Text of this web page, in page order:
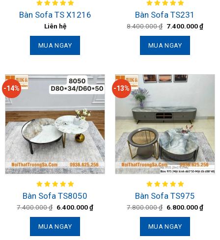
Bàn Sofa TS X1216
Liên hệ
MUA NGAY
Bàn Sofa TS231
8.400.000₫ 7.400.000₫
MUA NGAY
-14%
Bàn Sofa TS8050
7.400.000₫ 6.400.000₫
MUA NGAY
-13%
Bàn Sofa TS975
7.800.000₫ 6.800.000₫
MUA NGAY